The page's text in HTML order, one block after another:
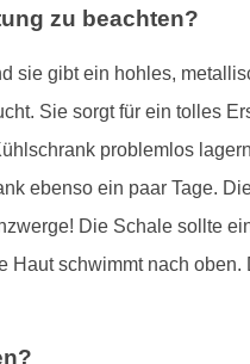
zu beachten?
sie gibt ein hohles,
Sie sorgt für ein tolles
problemlos
ebenso ein paar Tage.
Die Schale sollte
schwimmt nach